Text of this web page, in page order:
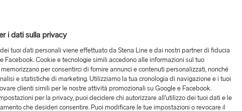
i dati sulla privacy
dei tuoi dati personali viene effettuato da Stena Line e dai nostri partner di fiducia
Facebook. Cookie e tecnologie simili accedono alle informazioni sul tuo
per consentirci di fornire annunci e contenuti personalizzati, nonché
e statistiche di marketing. Utilizziamo la tua cronologia di navigazione e i tuoi
clienti simili per le nostre attività promozionali su Google e Facebook.
per la privacy, puoi decidere chi autorizzare all’utilizzo dei tuoi dati e le
che desideri consentire. Puoi modificare le tue impostazioni o revocare il